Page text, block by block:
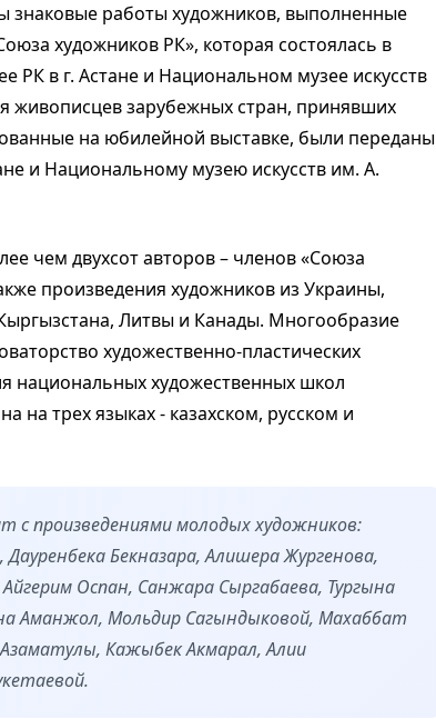
знаковые работы художников, выполненные
художников РК», которая состоялась в
РК в г. Астане и Национальном музее искусств
живописцев зарубежных стран, принявших
на юбилейной выставке, были переданы
и Национальному музею искусств им. А.
чем двухсот авторов – членов «Союза
произведения художников из Украины,
Литвы и Канады. Многообразие
художественно-пластических
национальных художественных школ
на трех языках - казахском, русском и
с произведениями молодых художников:
Бекназара, Алишера Жургенова,
Оспан, Санжара Сыргабаева, Тургына
Аманжол, Мольдир Сагындыковой, Махаббат
Кажыбек Акмарал, Алии